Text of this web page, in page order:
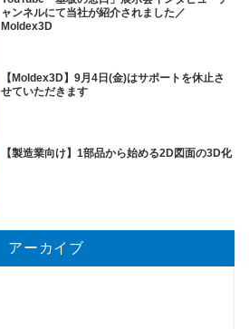
ャンネルにて当社が紹介されました／
Moldex3D
【Moldex3D】9月4日(金)はサポートを休止さ
せていただきます
【製造業向け】1部品から始める2D図面の3D化
アーカイブ